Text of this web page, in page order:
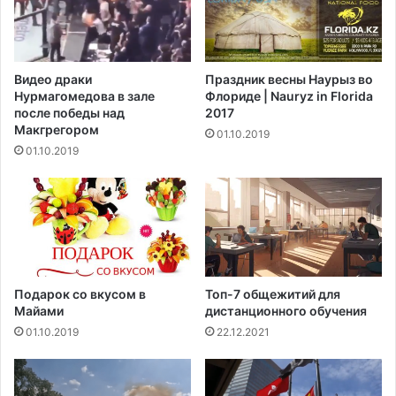
Видео драки
Нурмагомедова в зале
после победы над
Макгрегором‍
01.10.2019
Праздник весны Наурыз во
Флориде | Nauryz in Florida
2017
01.10.2019
Подарок со вкусом в
Майами
01.10.2019
Топ-7 общежитий для
дистанционного обучения
22.12.2021